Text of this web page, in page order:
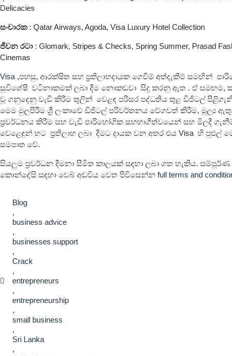
Delicacies
සංචාරක: Qatar Airways, Agoda, Visa Luxury Hotel Collection
ජීවන රටා : Glomark, Stripes & Checks, Spring Summer, Prasad
Cinemas
Visa ,පහසු, ආරක්ෂිත සහ ප්‍රතිලාභදායක ගෙවීම් අත්දැකීම් සමඟින්
සුවිශේෂී වටිනාකමක් ලබා දීම නොකඩවා සිදු කරනු ඇත . ඒ සමඟම,
වූ ගනුදෙනු වැඩි කිරීම තුලින් වෙළඳ පරිසර පද්ධතිය තුළ ඩිජිටල්
මෙම මුලපිරීම ශ්‍රී ලංකාවේ ඩිජිටල් පරිවර්තනය වේගවත් කිරීම, මූල්‍ය
ප්‍රවර්ධනය කිරීම සහ වැඩි පාරිභෝගික සහභාගීත්වයෙන් සහ මිලදී
වෙළෙඳුන් හට ප්‍රතිලාභ ලබා දීමට දායක වන අතර එය Visa හි පුළුල්
සමපාත වේ.
සියලුම ප්‍රවර්ධන දීමනා සීමිත කාලයක් සඳහා ලබා ගත හැකිය.
කොන්දේසි සඳහා වෙබ් අඩවිය වෙත පිවිසෙන්න full terms and
Blog
,
business advice
,
businesses support
,
Crack
,
entrepreneurs
,
entrepreneurship
,
small business
,
Sri Lanka
,